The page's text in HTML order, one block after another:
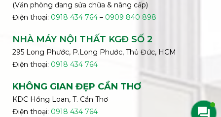
(Văn phòng đang sửa chữa & nâng cấp)
Điện thoại: 0918 434 764 – 0909 840 898
NHÀ MÁY NỘI THẤT KGĐ SỐ 2
295 Long Phước, P.Long Phước, Thủ Đức, HCM
Điện thoại: 0918 434 764
KHÔNG GIAN ĐẸP CẦN THƠ
KDC Hồng Loan, T. Cần Thơ
Điện thoại: 0918 434 764